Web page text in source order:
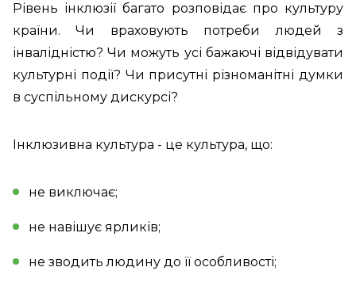
Рівень інклюзії багато розповідає про культуру
країни. Чи враховують потреби людей з
інвалідністю? Чи можуть усі бажаючі відвідувати
культурні події? Чи присутні різноманітні думки
в суспільному дискурсі?
Інклюзивна культура - це культура, що:
не виключає;
не навішує ярликів;
не зводить людину до її особливості;